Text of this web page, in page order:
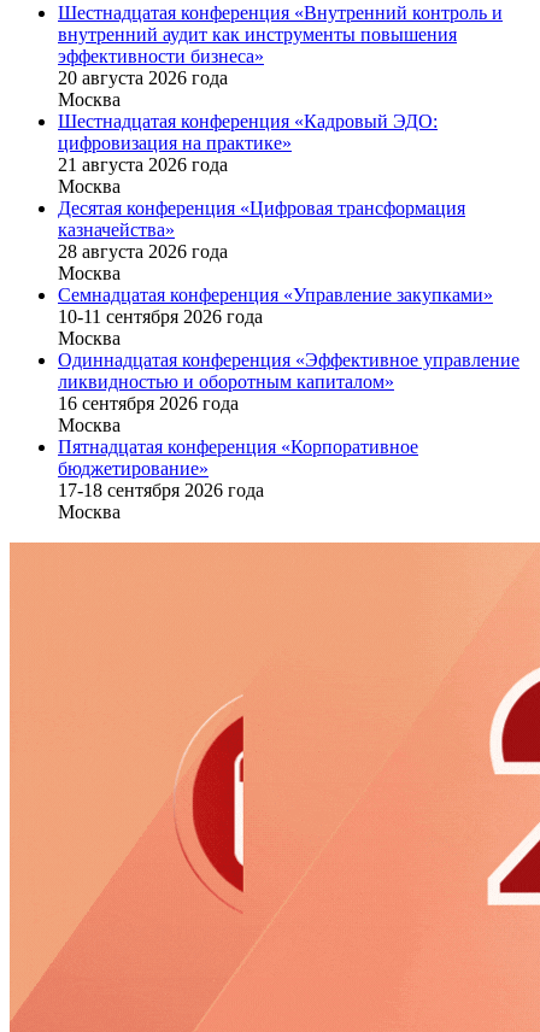
Шестнадцатая конференция «Внутренний контроль и
внутренний аудит как инструменты повышения
эффективности бизнеса»
20 августа 2026 года
Москва
Шестнадцатая конференция «Кадровый ЭДО:
цифровизация на практике»
21 августа 2026 года
Москва
Десятая конференция «Цифровая трансформация
казначейства»
28 августа 2026 года
Москва
Семнадцатая конференция «Управление закупками»
10-11 сентября 2026 года
Москва
Одиннадцатая конференция «Эффективное управление
ликвидностью и оборотным капиталом»
16 cентября 2026 года
Москва
Пятнадцатая конференция «Корпоративное
бюджетирование»
17-18 сентября 2026 года
Москва